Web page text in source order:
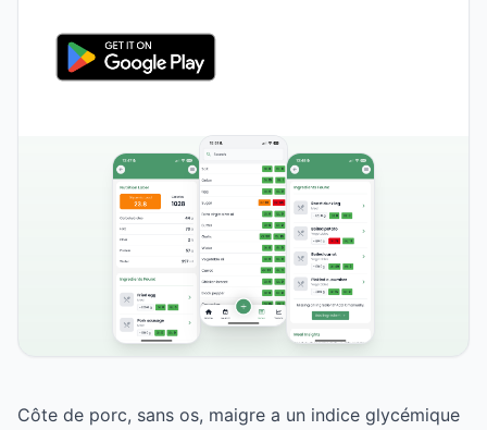
Côte de porc, sans os, maigre a un indice glycémique